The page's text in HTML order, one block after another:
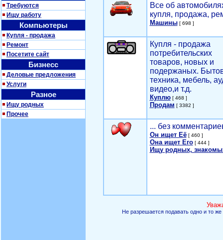
Требуются
Ищу работу
Компьютеры
Купля - продажа
Ремонт
Посетите сайт
Бизнесс
Деловые предложения
Услуги
Разное
Ищу родных
Прочее
Все об
купля, продажа,
Машины[ 698 ]
Купля - продажа
потребительских
товаров, новых и
подержаных.
техника, мебель,
видео,и т.д.
Куплю[ 468 ]
Продам [ 3382 ]
... без
Он ищет Её[ 460 ]
Она ищет Его[ 444 ]
Ищу родных,
Не разрешается подавать одно и то